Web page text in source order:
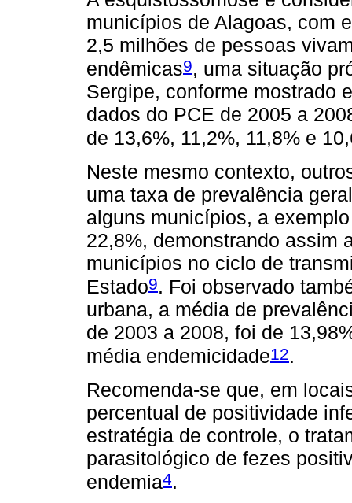
municípios de Alagoas, com
2,5 milhões de pessoas
endêmicas9, uma situação
Sergipe, conforme mostrado
dados do PCE de 2005 a
de 13,6%, 11,2%, 11,8% e
Neste mesmo contexto,
uma taxa de prevalência
alguns municípios, a
22,8%, demonstrando assim
municípios no ciclo de
Estado9. Foi observado
urbana, a média de
de 2003 a 2008, foi de
média endemicidade12.
Recomenda-se que, em
percentual de positividade
estratégia de controle, o
parasitológico de fezes
endemia4.